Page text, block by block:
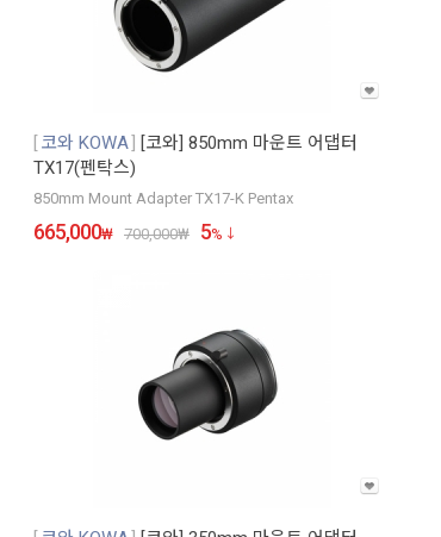
코와 KOWA
[코와] 850mm 마운트 어댑터
TX17(펜탁스)
850mm Mount Adapter TX17-K Pentax
665,000₩ 700,000₩ 5%